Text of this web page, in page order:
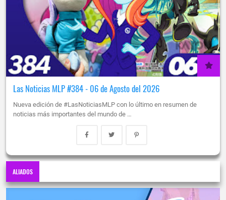
Las Noticias MLP #384 - 06 de Agosto del 2026
Nueva edición de #LasNoticiasMLP con lo último en resumen de
noticias más importantes del mundo de …
ALIADOS